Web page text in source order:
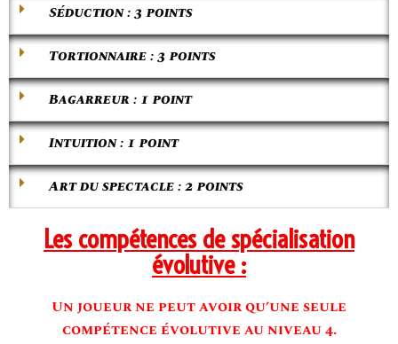
Séduction : 3 points
Tortionnaire : 3 points
Bagarreur : 1 point
Intuition : 1 point
Art du spectacle : 2 points
Les compétences de spécialisation
évolutive :
Un joueur ne peut avoir qu’une seule
compétence évolutive au niveau 4.